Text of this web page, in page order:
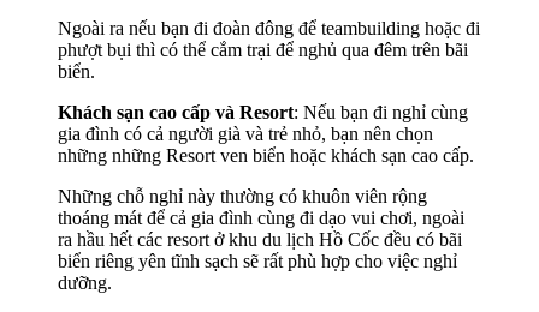
Ngoài ra nếu bạn đi đoàn đông để teambuilding hoặc đi
phượt bụi thì có thể cắm trại để nghủ qua đêm trên bãi
biển.
Khách sạn cao cấp và Resort: Nếu bạn đi nghỉ cùng
gia đình có cả người già và trẻ nhỏ, bạn nên chọn
những những Resort ven biển hoặc khách sạn cao cấp.
Những chỗ nghỉ này thường có khuôn viên rộng
thoáng mát để cả gia đình cùng đi dạo vui chơi, ngoài
ra hầu hết các resort ở khu du lịch Hồ Cốc đều có bãi
biển riêng yên tĩnh sạch sẽ rất phù hợp cho việc nghỉ
dưỡng.